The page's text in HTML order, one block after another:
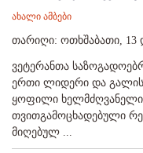
ახალი ამბები
თარიღი: ოთხშაბათი, 13
ვეტერანთა
ერთი ლიდერი და გალის
ყოფილი ხელმძღვანელი
თვითგამოცხადებული
მიღებულ ...